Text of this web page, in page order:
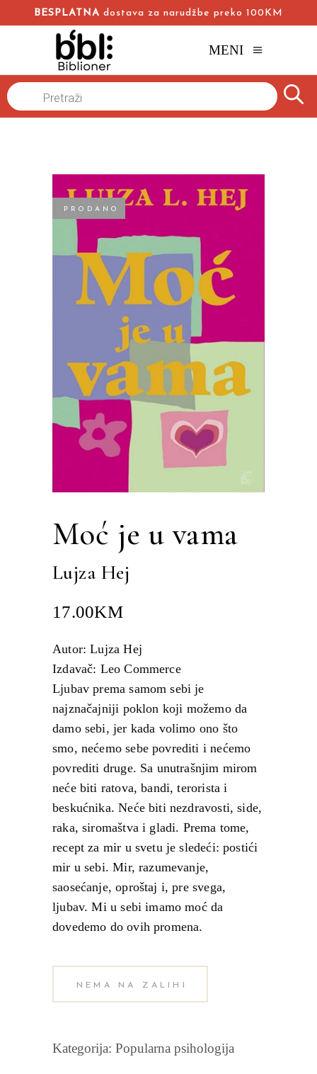
BESPLATNA dostava za narudžbe preko 100KM
MENI
Products
search
PRODANO
Moć je u vama
Lujza Hej
17.00KM
Autor: Lujza Hej
Izdavač: Leo Commerce
Ljubav prema samom sebi je
najznačajniji poklon koji možemo da
damo sebi, jer kada volimo ono što
smo, nećemo sebe povrediti i nećemo
povrediti druge. Sa unutrašnjim mirom
neće biti ratova, bandi, terorista i
beskućnika. Neće biti nezdravosti, side,
raka, siromaštva i gladi. Prema tome,
recept za mir u svetu je sledeći: postići
mir u sebi. Mir, razumevanje,
saosećanje, oproštaj i, pre svega,
ljubav. Mi u sebi imamo moć da
dovedemo do ovih promena.
NEMA NA ZALIHI
Kategorija: Popularna psihologija